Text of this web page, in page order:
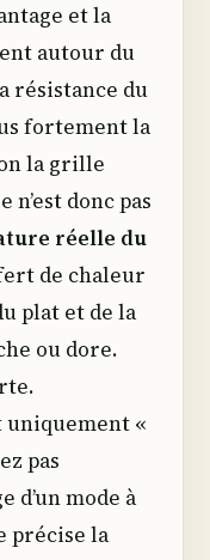
et la
autour du
résistance du
fortement la
la grille
donc pas
réelle du
de chaleur
plat et de la
ou dore.
«
pas
d’un mode à
précise la